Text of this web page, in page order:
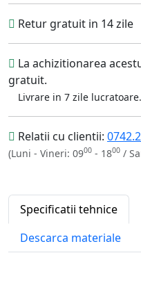
Retur gratuit in 14 zile
La achizitionarea
gratuit.
Livrare in 7 zile lucratoare.
Relatii cu clientii:
(Luni - Vineri: 0900 - 1800 /
Specificatii tehnice
Descarca materiale